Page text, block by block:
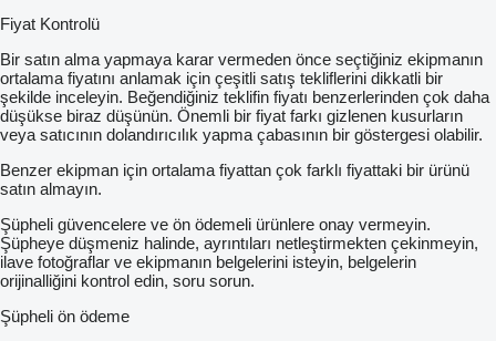
Fiyat Kontrolü
Bir satın alma yapmaya karar vermeden önce seçtiğiniz ekipmanın
ortalama fiyatını anlamak için çeşitli satış tekliflerini dikkatli bir
şekilde inceleyin. Beğendiğiniz teklifin fiyatı benzerlerinden çok daha
düşükse biraz düşünün. Önemli bir fiyat farkı gizlenen kusurların
veya satıcının dolandırıcılık yapma çabasının bir göstergesi olabilir.
Benzer ekipman için ortalama fiyattan çok farklı fiyattaki bir ürünü
satın almayın.
Şüpheli güvencelere ve ön ödemeli ürünlere onay vermeyin.
Şüpheye düşmeniz halinde, ayrıntıları netleştirmekten çekinmeyin,
ilave fotoğraflar ve ekipmanın belgelerini isteyin, belgelerin
orijinalliğini kontrol edin, soru sorun.
Şüpheli ön ödeme